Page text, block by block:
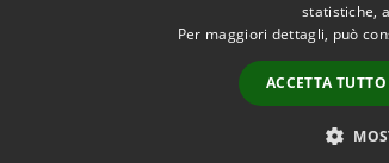
statistiche,
Per maggiori dettagli, può
ACCETTA TUTTO